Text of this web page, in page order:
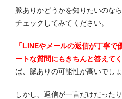
脈ありかどうかを知りたいのな
チェックしてみてください。
「LINEやメールの返信が丁寧
ートな質問にもきちんと答えてく
ば、脈ありの可能性が高いでしょ
しかし、返信が一言だけだった